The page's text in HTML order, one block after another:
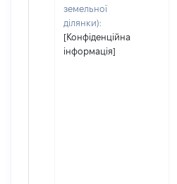
земельної
ділянки):
[Конфіденційна
інформація]